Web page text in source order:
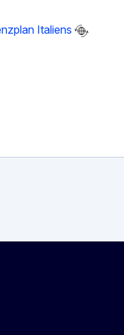
Italiens